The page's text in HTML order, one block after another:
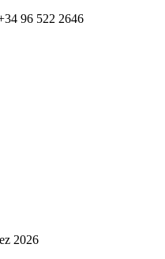
96 522 2646
2026